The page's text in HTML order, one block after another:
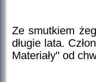
Ze smutkiem
długie lata.
Materiały" od